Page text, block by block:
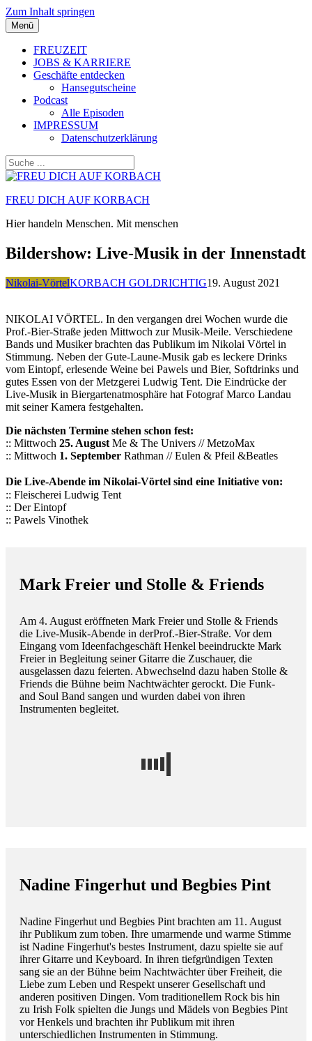
Zum Inhalt springen
Menü
FREUZEIT
JOBS & KARRIERE
Geschäfte entdecken
Hansegutscheine
Podcast
Alle Episoden
IMPRESSUM
Datenschutzerklärung
FREU DICH AUF KORBACH
Hier handeln Menschen. Mit menschen
Bildershow: Live-Musik in der Innenstadt
Nikolai-VörtelKORBACH GOLDRICHTIG19. August 2021
NIKOLAI VÖRTEL. In den vergangen drei Wochen wurde die
Prof.-Bier-Straße jeden Mittwoch zur Musik-Meile. Verschiedene
Bands und Musiker brachten das Publikum im Nikolai Vörtel in
Stimmung. Neben der Gute-Laune-Musik gab es leckere Drinks
vom Eintopf, erlesende Weine bei Pawels und Bier, Softdrinks und
gutes Essen von der Metzgerei Ludwig Tent. Die Eindrücke der
Live-Musik in Biergartenatmosphäre hat Fotograf Marco Landau
mit seiner Kamera festgehalten.
Die nächsten Termine stehen schon fest:
:: Mittwoch 25. August Me & The Univers // MetzoMax
:: Mittwoch 1. September Rathman // Eulen & Pfeil &Beatles
Die Live-Abende im Nikolai-Vörtel sind eine Initiative von:
:: Fleischerei Ludwig Tent
:: Der Eintopf
:: Pawels Vinothek
Mark Freier und Stolle & Friends
Am 4. August eröffneten Mark Freier und Stolle & Friends
die Live-Musik-Abende in derProf.-Bier-Straße. Vor dem
Eingang vom Ideenfachgeschäft Henkel beeindruckte Mark
Freier in Begleitung seiner Gitarre die Zuschauer, die
ausgelassen dazu feierten. Abwechselnd dazu haben Stolle &
Friends die Bühne beim Nachtwächter gerockt. Die Funk-
and Soul Band sangen und wurden dabei von ihren
Instrumenten begleitet.
Nadine Fingerhut und Begbies Pint
Nadine Fingerhut und Begbies Pint brachten am 11. August
ihr Publikum zum toben. Ihre umarmende und warme Stimme
ist Nadine Fingerhut's bestes Instrument, dazu spielte sie auf
ihrer Gitarre und Keyboard. In ihren tiefgründigen Texten
sang sie an der Bühne beim Nachtwächter über Freiheit, die
Liebe zum Leben und Respekt unserer Gesellschaft und
anderen positiven Dingen. Vom traditionellem Rock bis hin
zu Irish Folk spielten die Jungs und Mädels von Begbies Pint
vor Henkels und brachten ihr Publikum mit ihren
unterschiedlichen Instrumenten in Stimmung.